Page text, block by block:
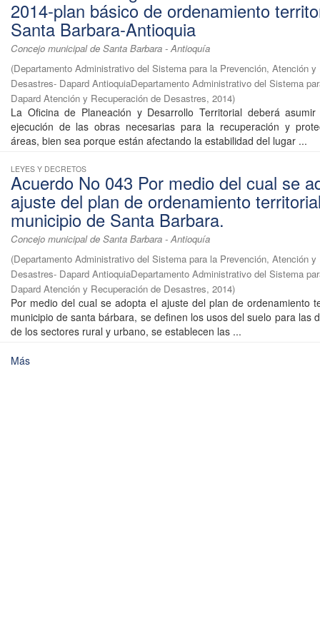
2014-plan básico de ordenamiento
Santa Barbara-Antioquia
Concejo municipal de Santa Barbara - Antioquía
(Departamento Administrativo del Sistema para la Prevención, Atención y
Desastres- Dapard AntioquiaDepartamento Administrativo del Sistema
Dapard Atención y Recuperación de Desastres, 2014)
La Oficina de Planeación y Desarrollo Territorial deberá
ejecución de las obras necesarias para la recuperación y
áreas, bien sea porque están afectando la estabilidad del lugar ...
LEYES Y DECRETOS
Acuerdo No 043 Por medio del cual se
ajuste del plan de ordenamiento
municipio de Santa Barbara.
Concejo municipal de Santa Barbara - Antioquía
(Departamento Administrativo del Sistema para la Prevención, Atención y
Desastres- Dapard AntioquiaDepartamento Administrativo del Sistema
Dapard Atención y Recuperación de Desastres, 2014)
Por medio del cual se adopta el ajuste del plan de ordenamiento
municipio de santa bárbara, se definen los usos del suelo para las
de los sectores rural y urbano, se establecen las ...
Más